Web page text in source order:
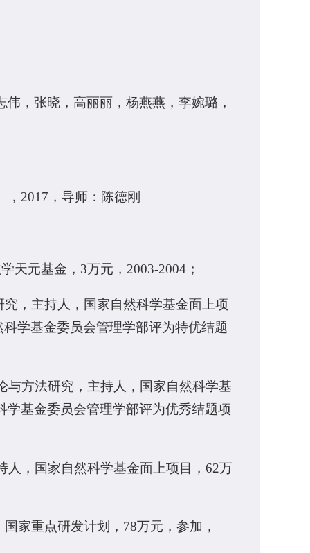
，张晓，高丽丽，杨燕燕，李婉璐，
2017，导师：陈德刚
天元基金，3万元，2003-2004；
，主持人，国家自然科学基金面上项
学基金委员会管理学部评为特优结题
与方法研究，主持人，国家自然科学基
学基金委员会管理学部评为优秀结题项
人，国家自然科学基金面上项目，62万
家重点研发计划，78万元，参加，